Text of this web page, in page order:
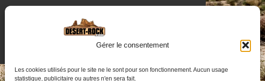
Gérer le consentement
Les cookies utilisés pour le site ne le sont pour son fonctionnement. Aucun usage
statistique, publicitaire ou autres n'en sera fait.